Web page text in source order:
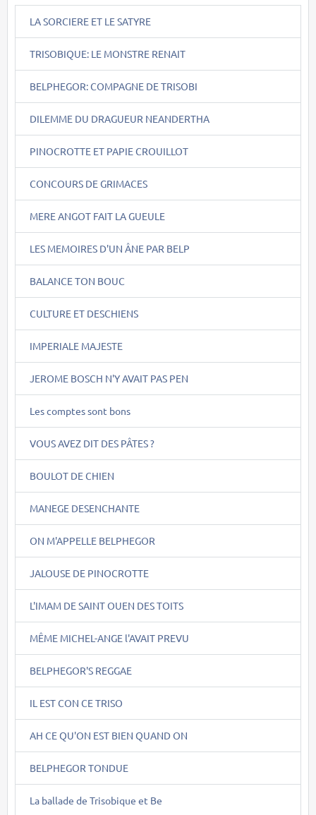
LA SORCIERE ET LE SATYRE
TRISOBIQUE: LE MONSTRE RENAIT
BELPHEGOR: COMPAGNE DE TRISOBI
DILEMME DU DRAGUEUR NEANDERTHA
PINOCROTTE ET PAPIE CROUILLOT
CONCOURS DE GRIMACES
MERE ANGOT FAIT LA GUEULE
LES MEMOIRES D'UN ÂNE PAR BELP
BALANCE TON BOUC
CULTURE ET DESCHIENS
IMPERIALE MAJESTE
JEROME BOSCH N'Y AVAIT PAS PEN
Les comptes sont bons
VOUS AVEZ DIT DES PÂTES ?
BOULOT DE CHIEN
MANEGE DESENCHANTE
ON M'APPELLE BELPHEGOR
JALOUSE DE PINOCROTTE
L'IMAM DE SAINT OUEN DES TOITS
MÊME MICHEL-ANGE l'AVAIT PREVU
BELPHEGOR'S REGGAE
IL EST CON CE TRISO
AH CE QU'ON EST BIEN QUAND ON
BELPHEGOR TONDUE
La ballade de Trisobique et Be